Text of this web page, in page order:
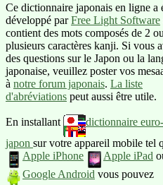
Ce dictionnaire japonais en ligne a
développé parFree Light Software
contient des mots composés de 2 ou
plusieurs caractères kanji. Si vous
des questions sur le Japon ou la
japonaise, veuillez poster vos
à notre forum japonais. La liste
d'abréviations peut aussi être utile.
En installant
dictionnaire euro-
japon sur votre appareil mobile tel
Apple iPhone
Apple iPad
Google Android vous pouvez